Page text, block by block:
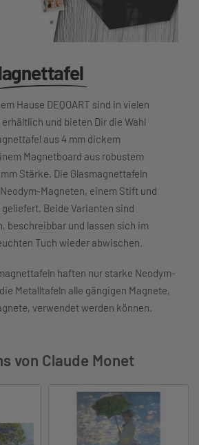
Hause DEQOART sind in vielen
und bieten Dir die Wahl
aus 4 mm dickem
Magnetboard aus robustem
Stärke. Die Glasmagnettafeln
Magneten, einem Stift und
Beide Varianten sind
beschreibbar und lassen sich im
Tuch wieder abwischen.
haften nur starke Neodym-
Metalltafeln alle gängigen Magnete,
verwendet werden können.
von Claude Monet